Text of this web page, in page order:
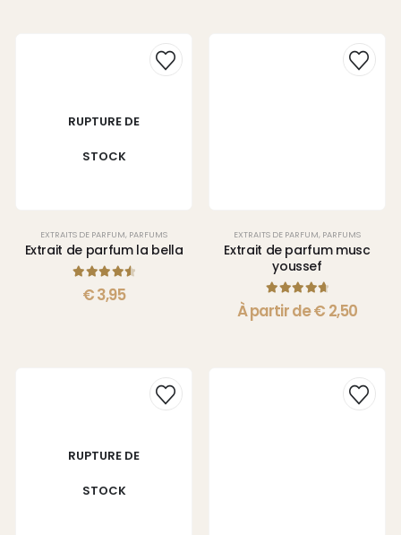
RUPTURE DE
STOCK
EXTRAITS DE PARFUM, PARFUMS
Extrait de parfum la bella
4.67sur 5
€3,95
EXTRAITS DE PARFUM, PARFUMS
Extrait de parfum musc
youssef
4.75 sur 5
À partir de€ 2,50
RUPTURE DE
STOCK